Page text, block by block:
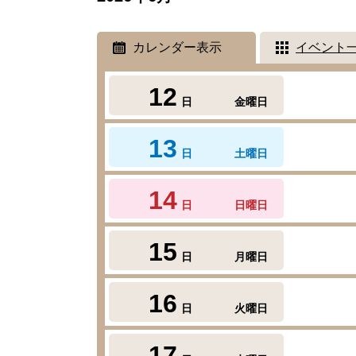
カレンダー表示 イベント
12 日 金曜日
13 日 土曜日
14 日 日曜日
15 日 月曜日
16 日 火曜日